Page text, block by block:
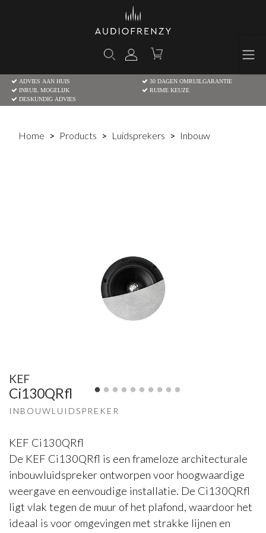
ADVIES AAN HUIS
30 DAGEN OMRUILGARANTIE
INRUIL MOGELIJK
RUIME KEUZE
DESKUNDIG ADVIES
Home Products Luidsprekers Inbouw
KEF
Ci130QRfl
INBOUWLUIDSPREKER
KEF Ci130QRfl
De KEF Ci130QRfl is een frameloze architecturale
inbouwluidspreker ontworpen voor hoogwaardige
weergave en eenvoudige installatie. De Ci130QRfl
ligt vlak tegen de muur of het plafond, waardoor het
ideaal is voor omgevingen met strakke lijnen en